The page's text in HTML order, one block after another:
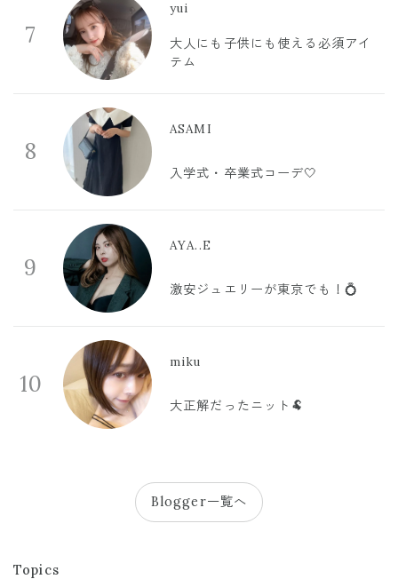
7
yui
大人にも子供にも使える必須アイ
テム
8
ASAMI
入学式・卒業式コーデ🤍
9
AYA..E
激安ジュエリーが東京でも！💍
10
miku
大正解だったニット🐏
Blogger一覧へ
Topics